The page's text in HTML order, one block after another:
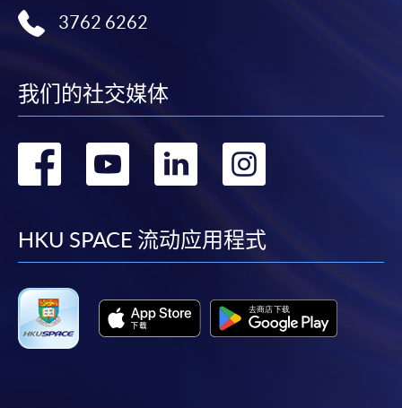
3762 6262
我们的社交媒体
转
facebook
转
youtube
转
linkedin
转
HKU SPACE 流动应用程式